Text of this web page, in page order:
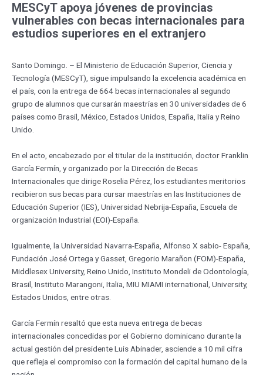
MESCyT apoya jóvenes de provincias
vulnerables con becas internacionales para
estudios superiores en el extranjero
Santo Domingo. – El Ministerio de Educación Superior, Ciencia y
Tecnología (MESCyT), sigue impulsando la excelencia académica en
el país, con la entrega de 664 becas internacionales al segundo
grupo de alumnos que cursarán maestrías en 30 universidades de 6
países como Brasil, México, Estados Unidos, España, Italia y Reino
Unido.
En el acto, encabezado por el titular de la institución, doctor Franklin
García Fermín, y organizado por la Dirección de Becas
Internacionales que dirige Roselia Pérez, los estudiantes meritorios
recibieron sus becas para cursar maestrías en las Instituciones de
Educación Superior (IES), Universidad Nebrija-España, Escuela de
organización Industrial (EOI)-España.
Igualmente, la Universidad Navarra-España, Alfonso X sabio- España,
Fundación José Ortega y Gasset, Gregorio Marañon (FOM)-España,
Middlesex University, Reino Unido, Instituto Mondeli de Odontología,
Brasil, Instituto Marangoni, Italia, MIU MIAMI international, University,
Estados Unidos, entre otras.
García Fermín resaltó que esta nueva entrega de becas
internacionales concedidas por el Gobierno dominicano durante la
actual gestión del presidente Luis Abinader, asciende a 10 mil cifra
que refleja el compromiso con la formación del capital humano de la